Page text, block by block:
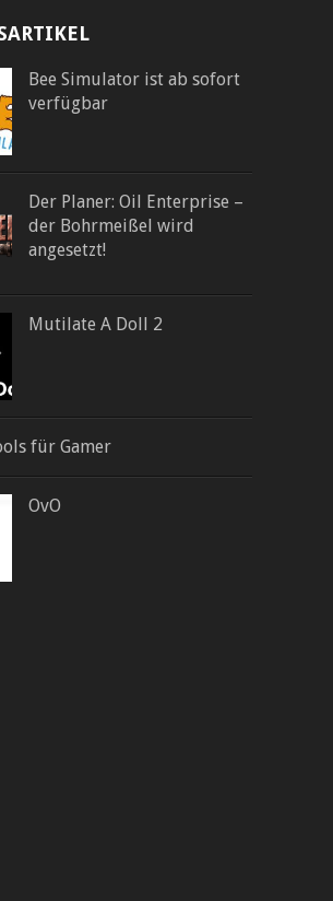
Bee Simulator ist ab sofort
verfügbar
Der Planer: Oil Enterprise –
der Bohrmeißel wird
angesetzt!
Mutilate A Doll 2
für Gamer
OvO